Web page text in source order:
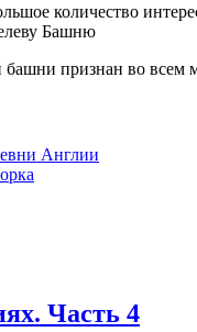
количество
Башню
признан во всем
Англии
Часть 4